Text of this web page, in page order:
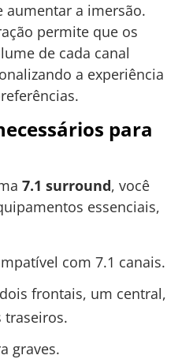
aumentar a imersão.
permite que os
de cada canal
a experiência
para
7.1 surround, você
essenciais,
com 7.1 canais.
frontais, um central,
traseiros.
graves.